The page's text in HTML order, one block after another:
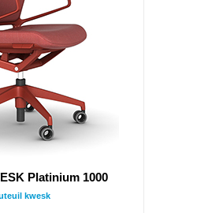
Platinium 1000
kwesk